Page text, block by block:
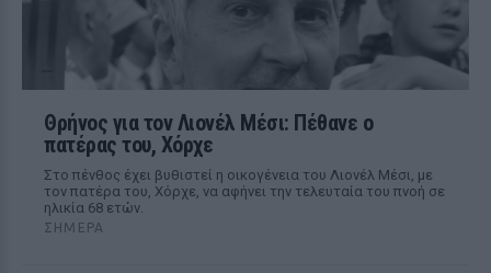
Θρήνος για τον Λιονέλ Μέσι: Πέθανε ο
πατέρας του, Χόρχε
Στο πένθος έχει βυθιστεί η οικογένεια του Λιονέλ Μέσι, με
τον πατέρα του, Χόρχε, να αφήνει την τελευταία του πνοή σε
ηλικία 68 ετών.
ΣΉΜΕΡΑ